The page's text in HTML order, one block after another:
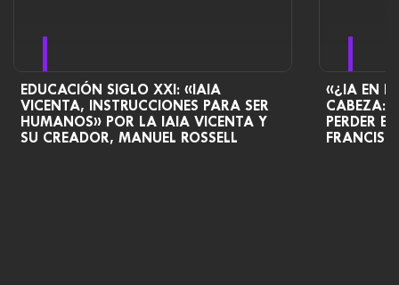
EDUCACIÓN SIGLO XXI: «IAIA
VICENTA, INSTRUCCIONES PARA SER
HUMANOS» POR LA IAIA VICENTA Y
SU CREADOR, MANUEL ROSSELL
«¿IA EN
CABEZA:
PERDER